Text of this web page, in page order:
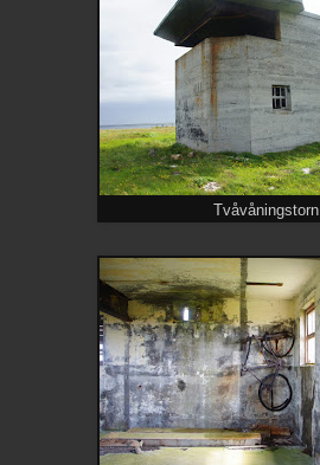
Tvåvåningstorn